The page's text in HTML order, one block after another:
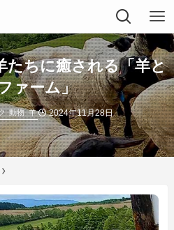
たちに癒される「羊と
ァーム」
動物 羊
2024年11月28日